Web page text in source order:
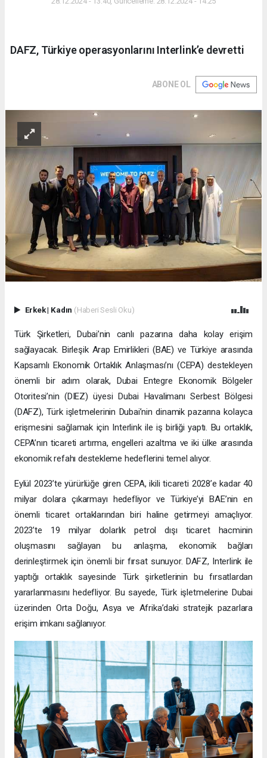
DAFZ, Türkiye operasyonlarını Interlink’e devretti
ABONE OL
Erkek| Kadın (Haberi Sesli Oku)
Türk Şirketleri, Dubai’nin canlı pazarına daha kolay erişim
sağlayacak. Birleşik Arap Emirlikleri (BAE) ve Türkiye arasında
Kapsamlı Ekonomik Ortaklık Anlaşması’nı (CEPA) destekleyen
önemli bir adım olarak, Dubai Entegre Ekonomik Bölgeler
Otoritesi’nin (DIEZ) üyesi Dubai Havalimanı Serbest Bölgesi
(DAFZ), Türk işletmelerinin Dubai’nin dinamik pazarına kolayca
erişmesini sağlamak için Interlink ile iş birliği yaptı. Bu ortaklık,
CEPA’nın ticareti artırma, engelleri azaltma ve iki ülke arasında
ekonomik refahı destekleme hedeflerini temel alıyor.
Eylül 2023’te yürürlüğe giren CEPA, ikili ticareti 2028’e kadar 40
milyar dolara çıkarmayı hedefliyor ve Türkiye’yi BAE’nin en
önemli ticaret ortaklarından biri haline getirmeyi amaçlıyor.
2023’te 19 milyar dolarlık petrol dışı ticaret hacminin
oluşmasını sağlayan bu anlaşma, ekonomik bağları
derinleştirmek için önemli bir fırsat sunuyor. DAFZ, Interlink ile
yaptığı ortaklık sayesinde Türk şirketlerinin bu fırsatlardan
yararlanmasını hedefliyor. Bu sayede, Türk işletmelerine Dubai
üzerinden Orta Doğu, Asya ve Afrika’daki stratejik pazarlara
erişim imkanı sağlanıyor.